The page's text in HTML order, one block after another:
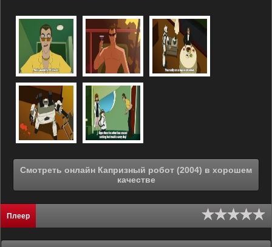
Смотреть онлайн Капризный робот (2004) в хорошем
качестве
Плеер